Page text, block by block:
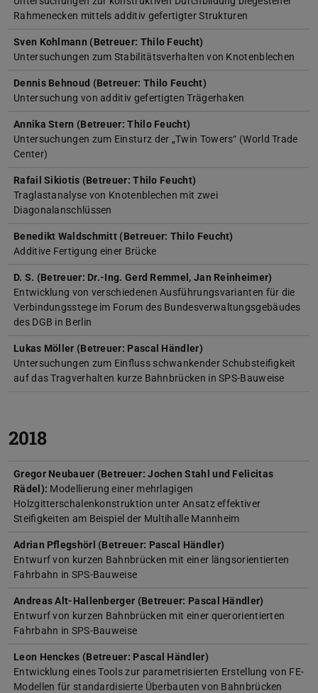
Rahmenecken mittels additiv gefertigter Strukturen
Sven Kohlmann (Betreuer: Thilo Feucht)
Untersuchungen zum Stabilitätsverhalten von Knotenblechen
Dennis Behnoud (Betreuer: Thilo Feucht)
Untersuchung von additiv gefertigten Trägerhaken
Annika Stern (Betreuer: Thilo Feucht)
Untersuchungen zum Einsturz der „Twin Towers“ (World Trade
Center)
Rafail Sikiotis (Betreuer: Thilo Feucht)
Traglastanalyse von Knotenblechen mit zwei
Diagonalanschlüssen
Benedikt Waldschmitt (Betreuer: Thilo Feucht)
Additive Fertigung einer Brücke
D. S. (Betreuer: Dr.-Ing. Gerd Remmel, Jan Reinheimer)
Entwicklung von verschiedenen Ausführungsvarianten für die
Verbindungsstege im Forum des Bundesverwaltungsgebäudes
des DGB in Berlin
Lukas Möller (Betreuer: Pascal Händler)
Untersuchungen zum Einfluss schwankender Schubsteifigkeit
auf das Tragverhalten kurze Bahnbrücken in SPS-Bauweise
2018
Gregor Neubauer (Betreuer: Jochen Stahl und Felicitas
Rädel): Modellierung einer mehrlagigen
Holzgitterschalenkonstruktion unter Ansatz effektiver
Steifigkeiten am Beispiel der Multihalle Mannheim
Adrian Pflegshörl (Betreuer: Pascal Händler)
Entwurf von kurzen Bahnbrücken mit einer längsorientierten
Fahrbahn in SPS-Bauweise
Andreas Alt-Hallenberger (Betreuer: Pascal Händler)
Entwurf von kurzen Bahnbrücken mit einer querorientierten
Fahrbahn in SPS-Bauweise
Leon Henckes (Betreuer: Pascal Händler)
Entwicklung eines Tools zur parametrisierten Erstellung von FE-
Modellen für standardisierte Überbauten von Bahnbrücken